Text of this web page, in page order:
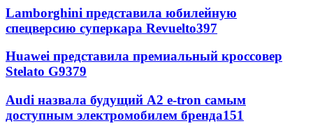
Lamborghini представила юбилейную
спецверсию суперкара Revuelto397
Huawei представила премиальный кроссовер
Stelato G9379
Audi назвала будущий A2 e-tron самым
доступным электромобилем бренда151